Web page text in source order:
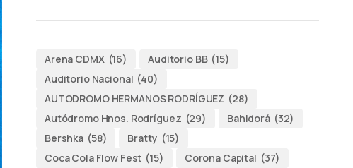
Arena CDMX (16) Auditorio BB (15)
Auditorio Nacional (40)
AUTODROMO HERMANOS RODRÍGUEZ (28)
Autódromo Hnos. Rodríguez (29) Bahidorá (32)
Bershka (58) Bratty (15)
Coca Cola Flow Fest (15) Corona Capital (37)